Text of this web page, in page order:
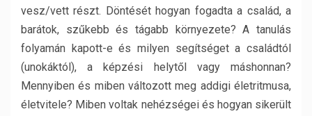
vesz/vett részt. Döntését hogyan fogadta a család, a
barátok, szűkebb és tágabb környezete? A tanulás
folyamán kapott-e és milyen segítséget a családtól
(unokáktól), a képzési helytől vagy máshonnan?
Mennyiben és miben változott meg addigi életritmusa,
életvitele? Miben voltak nehézségei és hogyan sikerült